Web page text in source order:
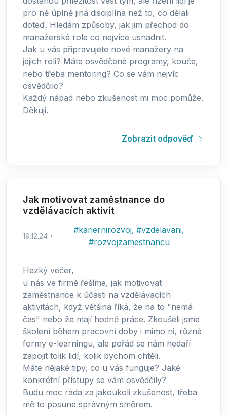
pro ně úplně jiná disciplína než to, co dělali
doteď. Hledám způsoby, jak jim přechod do
manažerské role co nejvíce usnadnit.
Jak u vás připravujete nové manažery na
jejich roli? Máte osvědčené programy, kouče,
nebo třeba mentoring? Co se vám nejvíc
osvědčilo?
Každý nápad nebo zkušenost mi moc pomůže.
Děkuji.
Zobrazit odpověď
Jak motivovat zaměstnance do
vzdělávacích aktivit
19.12.24
#kariernirozvoj, #vzdelavani,
#rozvojzamestnancu
Hezký večer,
u nás ve firmě řešíme, jak motivovat
zaměstnance k účasti na vzdělávacích
aktivitách, když většina říká, že na to "nemá
čas" nebo že mají hodně práce. Zkoušeli jsme
školení během pracovní doby i mimo ni, různé
formy e-learningu, ale pořád se nám nedaří
zapojit tolik lidí, kolik bychom chtěli.
Máte nějaké tipy, co u vás funguje? Jaké
konkrétní přístupy se vám osvědčily?
Budu moc ráda za jakoukoli zkušenost, třeba
mě to posune správným směrem.